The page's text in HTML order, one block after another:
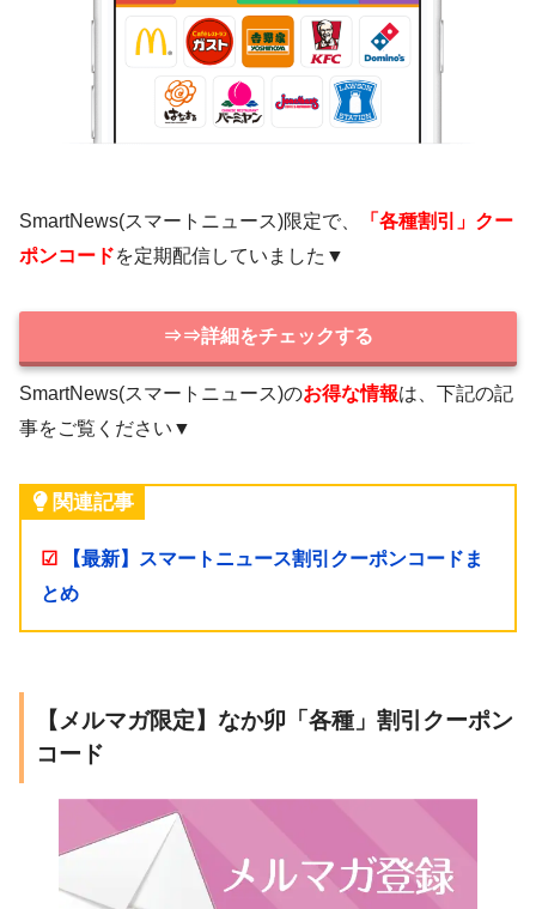
SmartNews(スマートニュース)限定で、
「各種割引」クー
ポンコードを定期配信していました▼
⇒⇒詳細をチェックする
SmartNews(スマートニュース)のお得な情報は、下記の記
事をご覧ください▼
関連記事
☑
【最新】スマートニュース割引クーポンコードま
とめ
【メルマガ限定】なか卯「各種」割引クーポン
コード